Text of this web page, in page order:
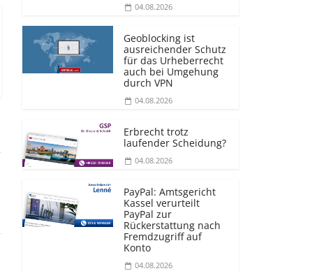
04.08.2026
Geoblocking ist
ausreichender Schutz
für das Urheberrecht
auch bei Umgehung
durch VPN
04.08.2026
Erbrecht trotz
laufender Scheidung?
04.08.2026
PayPal: Amtsgericht
Kassel verurteilt
PayPal zur
Rückerstattung nach
Fremdzugriff auf
Konto
04.08.2026